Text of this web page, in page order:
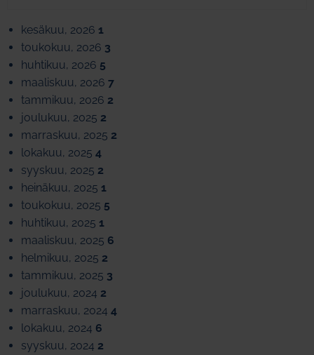
kesäkuu, 2026 1
toukokuu, 2026 3
huhtikuu, 2026 5
maaliskuu, 2026 7
tammikuu, 2026 2
joulukuu, 2025 2
marraskuu, 2025 2
lokakuu, 2025 4
syyskuu, 2025 2
heinäkuu, 2025 1
toukokuu, 2025 5
huhtikuu, 2025 1
maaliskuu, 2025 6
helmikuu, 2025 2
tammikuu, 2025 3
joulukuu, 2024 2
marraskuu, 2024 4
lokakuu, 2024 6
syyskuu, 2024 2